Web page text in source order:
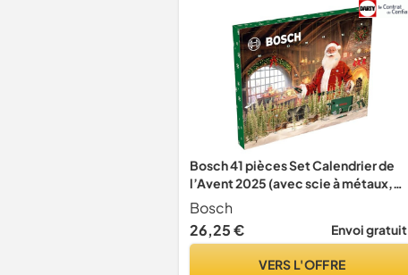
Bosch 41 pièces Set Calendrier de
l’Avent 2025 (avec scie à métaux,
embout de vissage à poignée en T,
embouts, sac en tissu zippé,
Accessoire Outillage à main)
Bosch
26,25 €
Envoi gratuit
VERS L'OFFRE